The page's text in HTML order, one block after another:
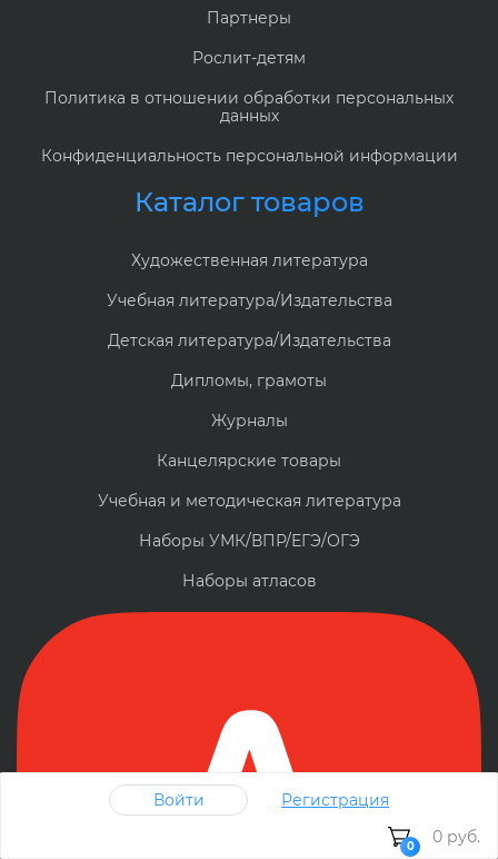
Партнеры
Рослит-детям
Политика в отношении обработки персональных
данных
Конфиденциальность персональной информации
Каталог товаров
Художественная литература
Учебная литература/Издательства
Детская литература/Издательства
Дипломы, грамоты
Журналы
Канцелярские товары
Учебная и методическая литература
Наборы УМК/ВПР/ЕГЭ/ОГЭ
Наборы атласов
Войти Регистрация
0 0 руб.